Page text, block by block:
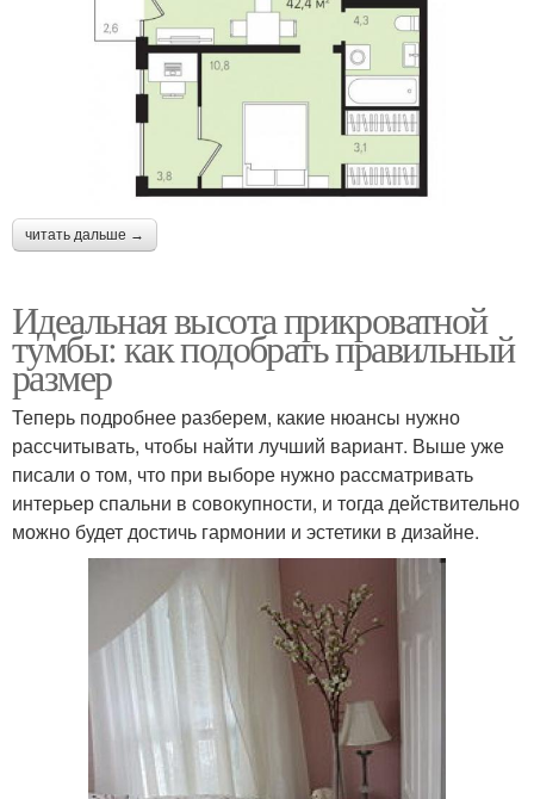
читать дальше →
Идеальная высота прикроватной
тумбы: как подобрать правильный
размер
Теперь подробнее разберем, какие нюансы нужно
рассчитывать, чтобы найти лучший вариант. Выше уже
писали о том, что при выборе нужно рассматривать
интерьер спальни в совокупности, и тогда действительно
можно будет достичь гармонии и эстетики в дизайне.